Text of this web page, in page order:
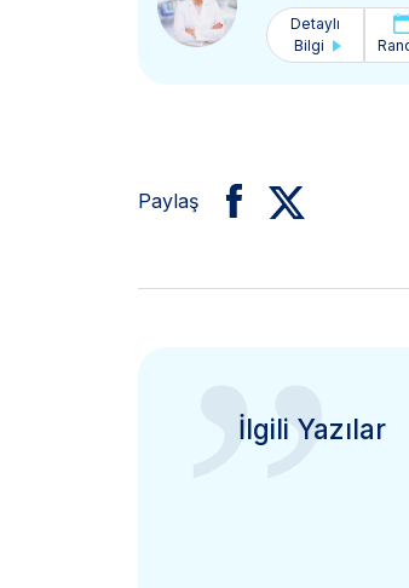
Detaylı
Bilgi
Paylaş
”
İlgili Yazılar